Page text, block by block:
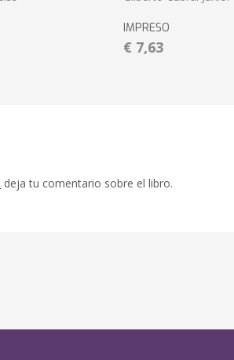
IMPRESO
€ 7,63
deja tu comentario sobre el libro.